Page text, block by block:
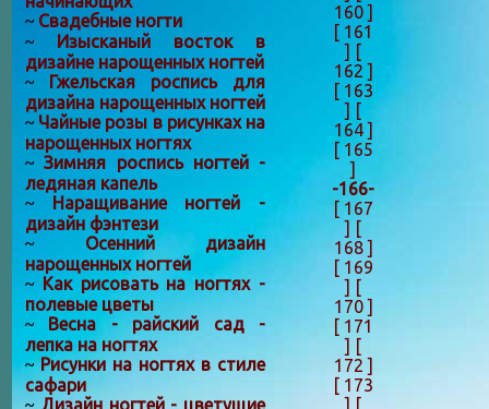
160 ]
[ 161
] [
162 ]
[ 163
] [
164 ]
[ 165
]
-166-
[ 167
] [
168 ]
[ 169
] [
170 ]
[ 171
] [
172 ]
[ 173
] [
~ Свадебные ногти
~ Изысканый восток в
дизайне нарощенных ногтей
~ Гжельская роспись для
дизайна нарощенных ногтей
~ Чайные розы в рисунках на
нарощенных ногтях
~Зимняя роспись ногтей -
ледяная капель
~ Наращивание ногтей -
дизайн фэнтези
~ Осенний дизайн
нарощенных ногтей
~ Как рисовать на ногтях -
полевые цветы
~ Весна - райский сад -
лепка на ногтях
~Рисунки на ногтях в стиле
сафари
~ Дизайн ногтей - цветущие